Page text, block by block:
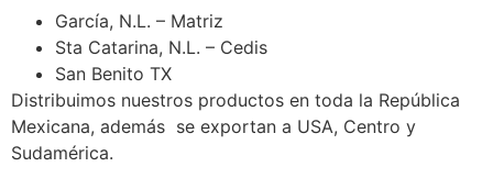
García, N.L. – Matriz
Sta Catarina, N.L. – Cedis
San Benito TX
Distribuimos nuestros productos en toda la República
Mexicana, además se exportan a USA, Centro y
Sudamérica.